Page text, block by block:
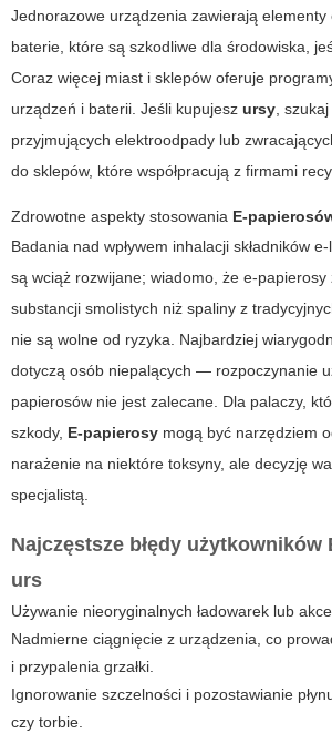
Jednorazowe urządzenia zawierają elementy
baterie, które są szkodliwe dla środowiska,
Coraz więcej miast i sklepów oferuje
urządzeń i baterii. Jeśli kupujesz ursy,
przyjmujących elektroodpady lub
do sklepów, które współpracują z firmami
Zdrowotne aspekty stosowania E-
Badania nad wpływem inhalacji składników
są wciąż rozwijane; wiadomo, że e-papierosy
substancji smolistych niż spaliny z
nie są wolne od ryzyka. Najbardziej
dotyczą osób niepalących — rozpoczynanie
papierosów nie jest zalecane. Dla palaczy,
szkody, E-papierosy mogą być narzędziem
narażenie na niektóre toksyny, ale decyzję
specjalistą.
Najczęstsze błędy użytkowników
urs
Używanie nieoryginalnych ładowarek lub
Nadmierne ciągnięcie z urządzenia, co
i przypalenia grzałki.
Ignorowanie szczelności i pozostawianie
czy torbie.